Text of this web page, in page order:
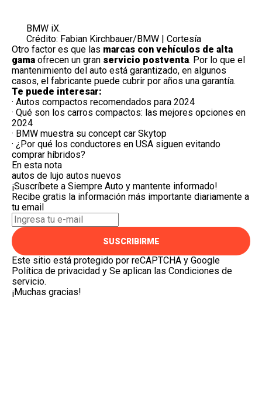
BMW iX.
Crédito: Fabian Kirchbauer/BMW | Cortesía
Otro factor es que las marcas con vehículos de alta
gama ofrecen un gran servicio postventa. Por lo que el
mantenimiento del auto está garantizado, en algunos
casos, el fabricante puede cubrir por años una garantía.
Te puede interesar:
· Autos compactos recomendados para 2024
· Qué son los carros compactos: las mejores opciones en
2024
· BMW muestra su concept car Skytop
· ¿Por qué los conductores en USA siguen evitando
comprar híbridos?
En esta nota
autos de lujo autos nuevos
¡Suscríbete a Siempre Auto y mantente informado!
Recibe gratis la información más importante diariamente a
tu email
SUSCRIBIRME
Este sitio está protegido por reCAPTCHA y Google
Política de privacidad y Se aplican las Condiciones de
servicio.
¡Muchas gracias!